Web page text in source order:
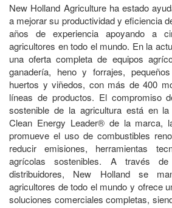
New Holland Agriculture ha estado
a mejorar su productividad y eficiencia
años de experiencia apoyando a
agricultores en todo el mundo. En la
una oferta completa de equipos
ganadería, heno y forrajes,
huertos y viñedos, con más de 400
líneas de productos. El compromiso
sostenible de la agricultura está en
Clean Energy Leader® de la marca,
promueve el uso de combustibles
reducir emisiones, herramientas
agrícolas sostenibles. A través
distribuidores, New Holland se
agricultores de todo el mundo y ofrece
soluciones comerciales completas,